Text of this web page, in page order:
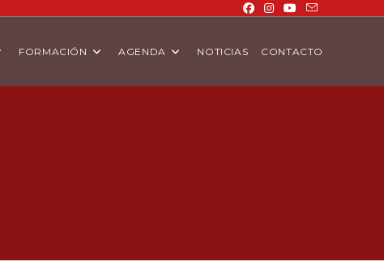
FORMACIÓN AGENDA NOTICIAS CONTACTO